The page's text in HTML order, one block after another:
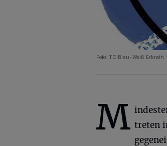
Foto: TC Blau-Weiß Erkrath
M treten